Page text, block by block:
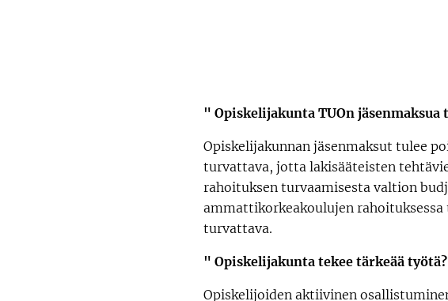
" Opiskelijakunta TUOn jäsenmaksua
Opiskelijakunnan jäsenmaksut tulee
turvattava, jotta lakisääteisten
rahoituksen turvaamisesta valtion
ammattikorkeakoulujen
turvattava.
" Opiskelijakunta tekee tärkeää
Opiskelijoiden aktiivinen